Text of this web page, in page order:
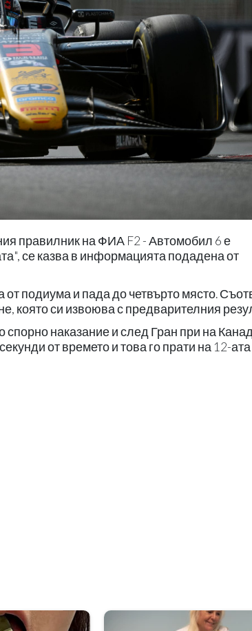
правилник на ФИА F2 - Автомобил 6 е
се казва в информацията подадена от
подиума и пада до четвърто място.
която си извоюва с предварителния
наказание и след Гран при на
от времето и това го прати на 12-ата